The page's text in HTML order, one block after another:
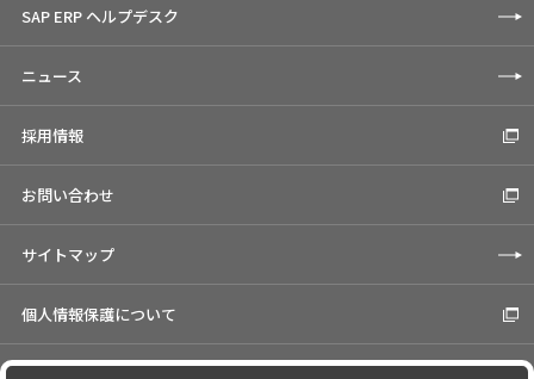
SAP ERP ヘルプデスク
ニュース
採用情報
お問い合わせ
サイトマップ
個人情報保護について